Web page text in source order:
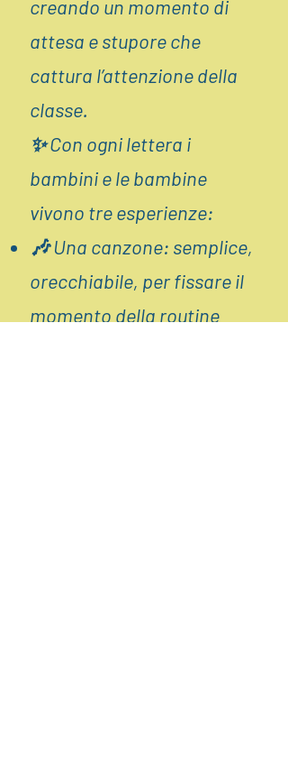
creando un momento di
attesa e stupore che
cattura l’attenzione della
classe.
✨ Con ogni lettera i
bambini e le bambine
vivono tre esperienze:
🎶 Una canzone: semplice,
orecchiabile, per fissare il
momento della routine